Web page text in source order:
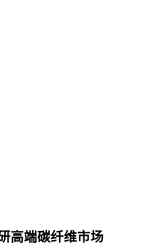
高端碳纤维市场